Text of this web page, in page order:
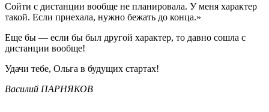
Сойти с дистанции вообще не планировала. У меня характер
такой. Если приехала, нужно бежать до конца.»
Еще бы — если бы был другой характер, то давно сошла с
дистанции вообще!
Удачи тебе, Ольга в будущих стартах!
Василий ПАРНЯКОВ